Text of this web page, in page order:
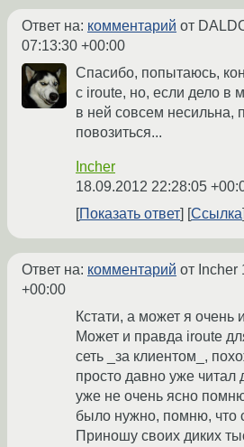
Ответ на: комментарий от
07:13:30 +00:00
Спасибо, попытаюсь,
с iroute, но, если дело в
в ней совсем несильна,
повозиться...
Incher
18.09.2012 22:28:05
Показать ответ Ссылка
Ответ на: комментарий от Incher
+00:00
Кстати, а может я очень
Может и правда iroute
сеть _за клиентом_,
просто давно уже читал
уже не очень ясно
было нужно, помню, что
Приношу своих диких